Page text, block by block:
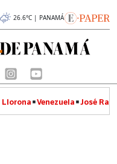
26.6°C | PANAMÁ
Llorona Venezuela José